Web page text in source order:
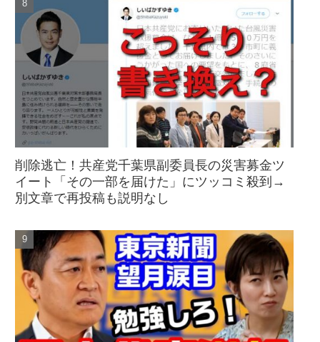
削除逃亡！共産党千葉県副委員長の災害募金ツ
イート「その一部を届けた」にツッコミ殺到→
別文章で再投稿も説明なし